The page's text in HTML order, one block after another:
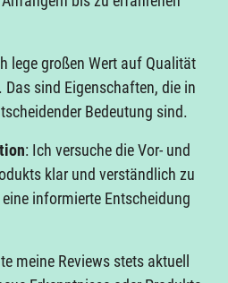
lege großen Wert auf Qualität
sind Eigenschaften, die in
Bedeutung sind.
: Ich versuche die Vor- und
klar und verständlich zu
informierte Entscheidung
meine Reviews stets aktuell